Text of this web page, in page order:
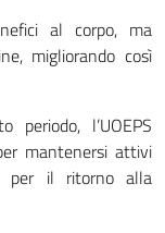
al corpo, ma
migliorando così
l’UOEPS
mantenersi attivi
per il ritorno alla